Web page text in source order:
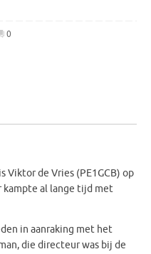
0
Viktor de Vries (PE1GCB) op
al lange tijd met
in aanraking met het
die directeur was bij de